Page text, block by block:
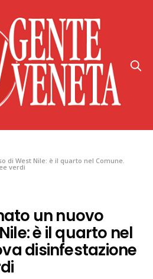
di West Nile: è il quarto nel Comune.
verdi
un nuovo
è il quarto nel
disinfestazione